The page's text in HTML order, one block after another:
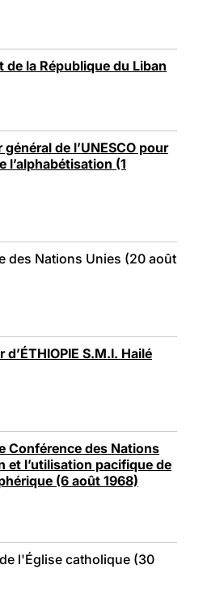
de la République du Liban
de l’UNESCO pour
l’alphabétisation (1
des Nations Unies (20 août
S.M.I. Hailé
Conférence des Nations
et l’utilisation pacifique de
(6 août 1968)
l'Église catholique (30